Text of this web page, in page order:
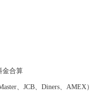
は、玉ねぎ、水なす、里
港では大阪湾でとれた新鮮
LONGPARK（泉南ロ
し、レクリエーションゾー
金合算
、JCB、Diners、AMEX）